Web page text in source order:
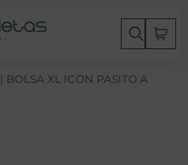
| BOLSA XL ICON PASITO A